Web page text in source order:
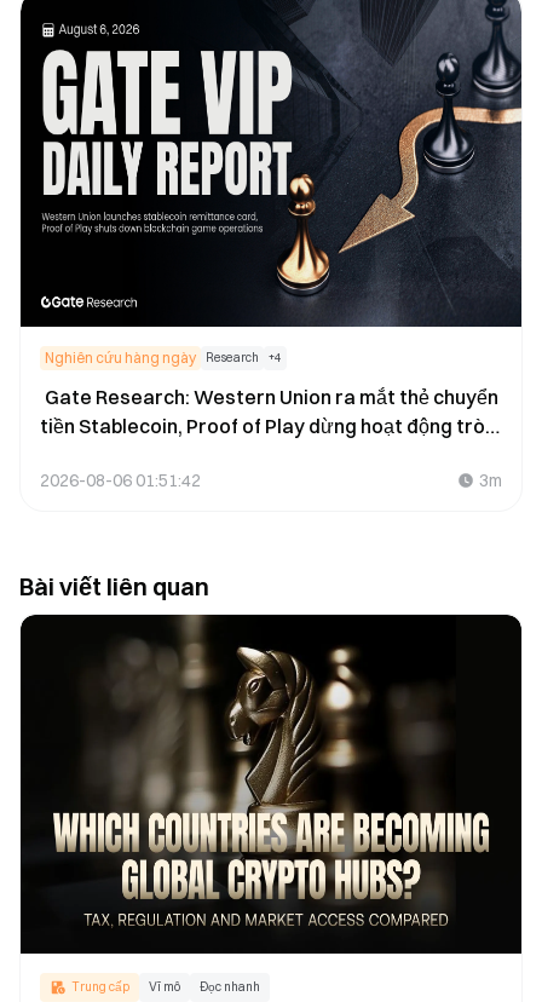
Nghiên cứu hàng ngày Research +4
Gate Research: Western Union ra mắt thẻ chuyển
tiền Stablecoin, Proof of Play dừng hoạt động trò
2026-08-06 01:51:42 3m
Bài viết liên quan
Trung cấp Vĩ mô Đọc nhanh